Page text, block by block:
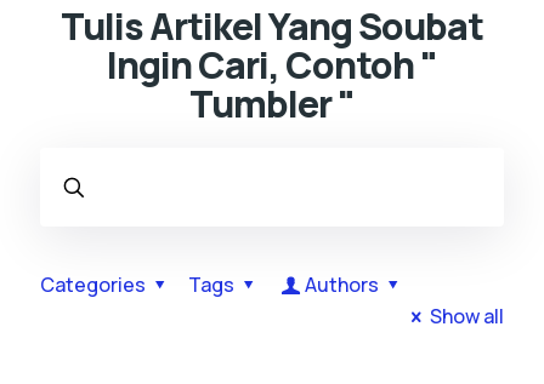
Tulis Artikel Yang Soubat
Ingin Cari, Contoh "
Tumbler "
Categories Tags
Authors
Show all